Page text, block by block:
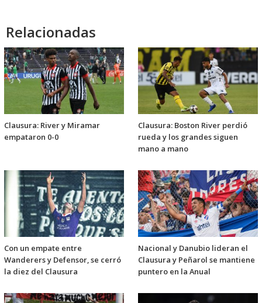
Relacionadas
Clausura: River y Miramar
empataron 0-0
Clausura: Boston River perdió
rueda y los grandes siguen
mano a mano
Con un empate entre
Wanderers y Defensor, se cerró
la diez del Clausura
Nacional y Danubio lideran el
Clausura y Peñarol se mantiene
puntero en la Anual